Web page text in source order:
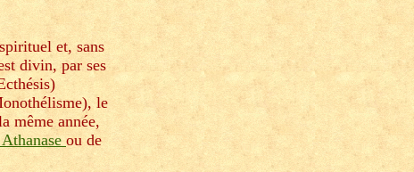
et, sans
divin, par ses
le
même année,
ou de